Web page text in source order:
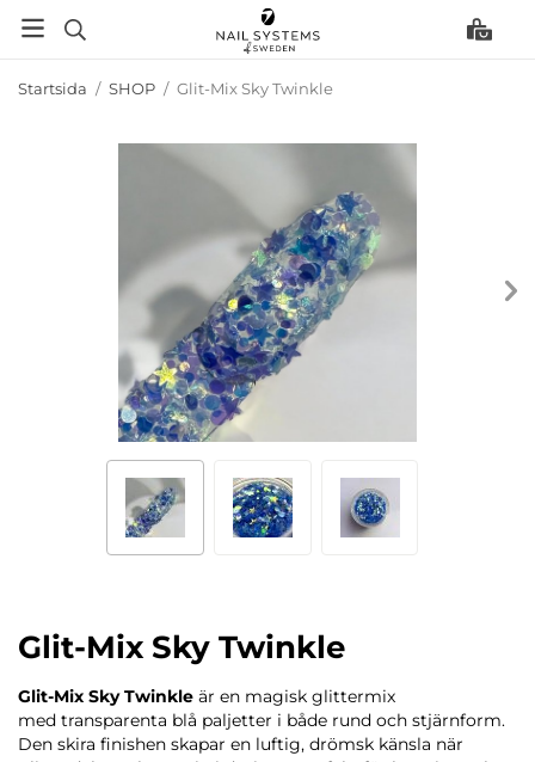
Startsida / SHOP / Glit-Mix Sky Twinkle
Glit-Mix Sky Twinkle
Glit-Mix Sky Twinkle är en magisk glittermix
med transparenta blå paljetter i både rund och stjärnform.
Den skira finishen skapar en luftig, drömsk känsla när